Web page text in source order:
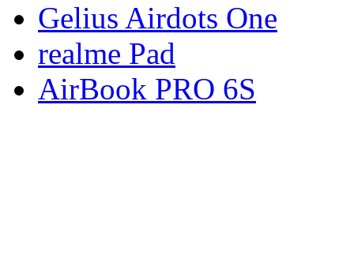
Gelius Airdots One
realme Pad
AirBook PRO 6S